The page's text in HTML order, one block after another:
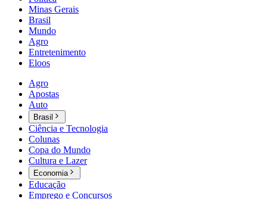
Minas Gerais
Brasil
Mundo
Agro
Entretenimento
Eloos
Agro
Apostas
Auto
Brasil
Ciência e Tecnologia
Colunas
Copa do Mundo
Cultura e Lazer
Economia
Educação
Emprego e Concursos